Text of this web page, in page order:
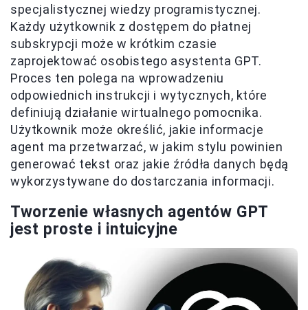
specjalistycznej wiedzy programistycznej.
Każdy użytkownik z dostępem do płatnej
subskrypcji może w krótkim czasie
zaprojektować osobistego asystenta GPT.
Proces ten polega na wprowadzeniu
odpowiednich instrukcji i wytycznych, które
definiują działanie wirtualnego pomocnika.
Użytkownik może określić, jakie informacje
agent ma przetwarzać, w jakim stylu powinien
generować tekst oraz jakie źródła danych będą
wykorzystywane do dostarczania informacji.
Tworzenie własnych agentów GPT
jest proste i intuicyjne